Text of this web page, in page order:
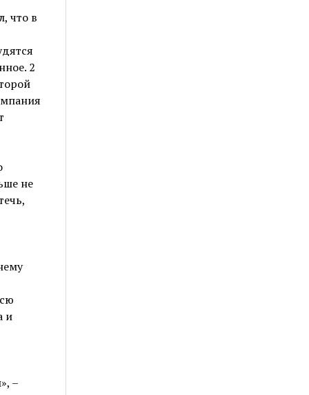
что в
2
не
и
–